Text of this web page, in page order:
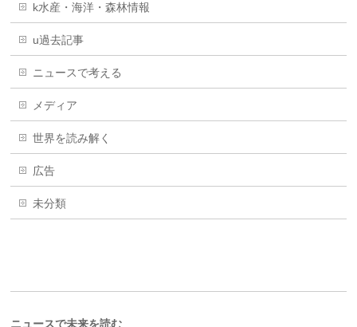
k水産・海洋・森林情報
u過去記事
ニュースで考える
メディア
世界を読み解く
広告
未分類
ニュースで未来を読む